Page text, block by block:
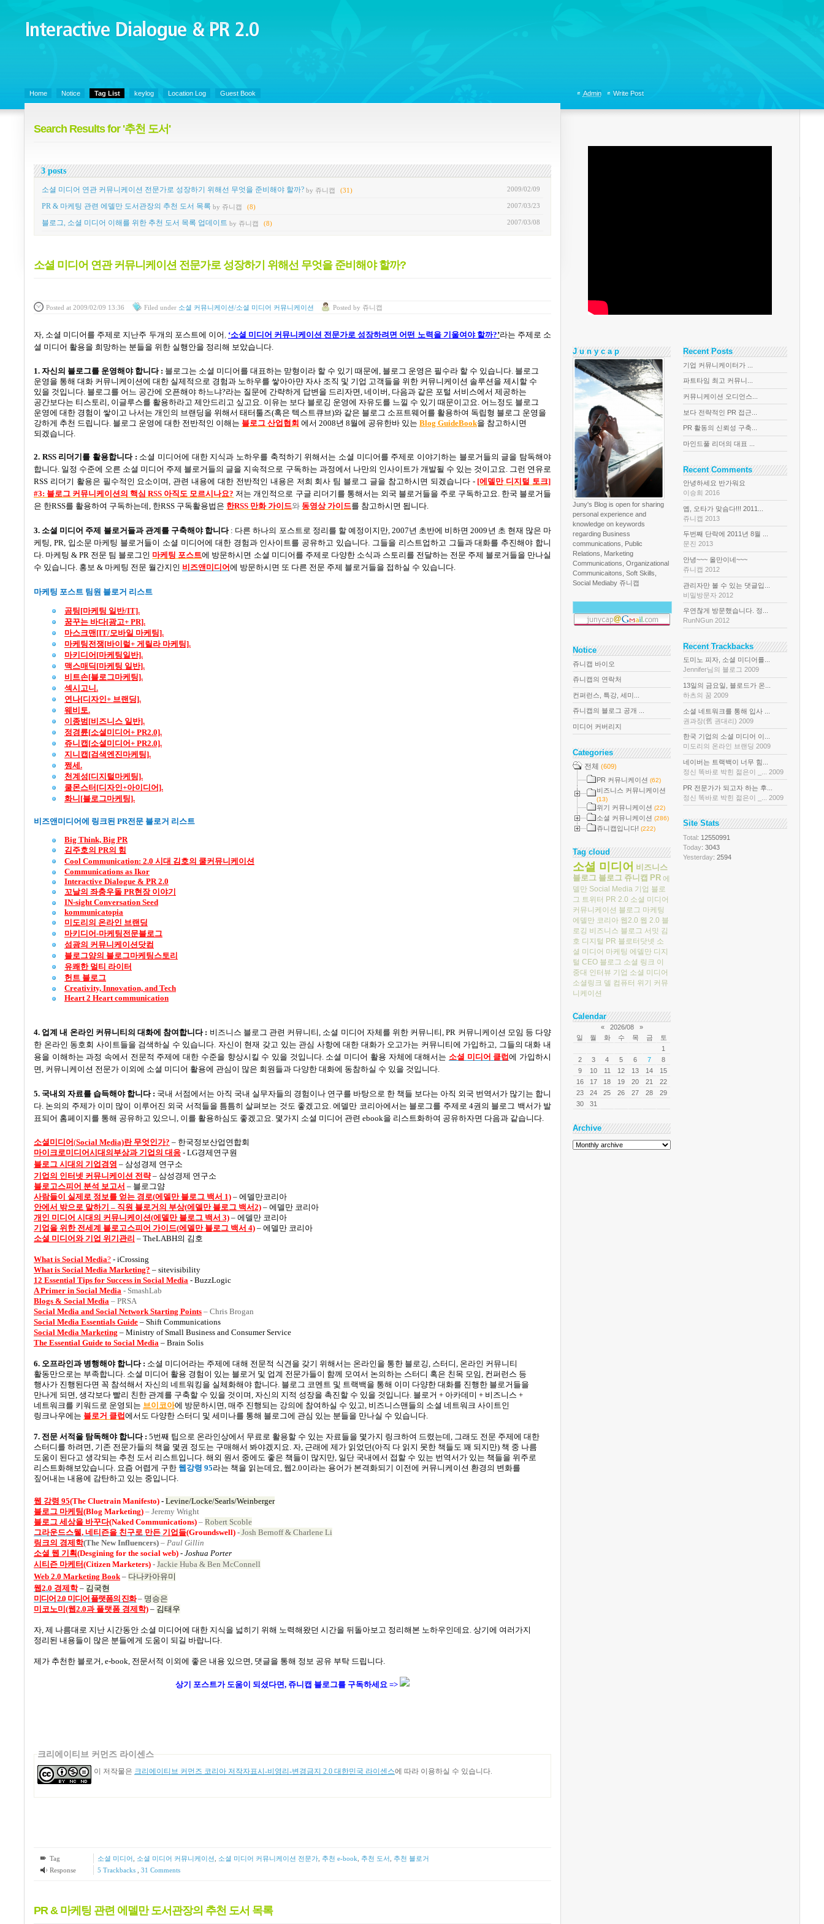
Interactive Dialogue &
PR 2.0
Home Notice Tag List keylog Location Log Guest Book
Search Results for '추천 도서'
3 posts
2009/02/09
소셜 미디어 연관 커뮤니케이션 전문가로 성장하기 위해선 무엇을 준비해야 할까? by 쥬니캡 (31)
2007/03/23
PR & 마케팅 관련 에델만 도서관장의 추천 도서 목록 by 쥬니캡 (8)
2007/03/08
블로그, 소셜 미디어 이해를 위한 추천 도서 목록 업데이트 by 쥬니캡 (8)
소셜 미디어 연관 커뮤니케이션 전문가로 성장하기 위해선 무엇을 준비해야 할까?
Posted at 2009/02/09 13:36 Filed under 소셜 커뮤니케이션/소셜 미디어 커뮤니케이션 Posted by 쥬니캡
자, 소셜 미디어를 주제로 지난주 두개의 포스트에 이어 , ‘소셜 미디어 커뮤니케이션 전문가로 성장하려면 어떤 노력을 기울여야 할까?’라는 주제로 소
셜 미디어 활용을 희망하는 분들을 위한 실행안을 정리해 보았습니다.
1. 자신의 블로그를 운영해야 합니다: 블로그는 소셜 미디어를 대표하는 맏형이라 할 수 있기 때문에, 블로그 운영은 필수라 할 수 있습니다. 블로그
운영을 통해 대화 커뮤니케이션에 대한 실제적으로 경험과 노하우를 쌓아아먄 자사 조직 및 기업 고객들을 위한 커뮤니케이션 솔루션을 제시할 수
있을 것입니다. 블로그를 어느 공간에 오픈해야 하느냐?라는 질문에 간략하게 답변을 드리자면, 네이버, 다음과 같은 포털 서비스에서 제공하는
공간보다는 티스토리, 이글루스를 활용하라고 제안드리고 싶고요. 이유는 보다 블로깅 운영에 자유도를 느낄 수 있기 때문이고요. 어느정도 블로그
운영에 대한 경험이 쌓이고 나서는 개인의 브랜딩을 위해서 태터툴즈(혹은 텍스트큐브)와 같은 블로그 소프트웨어를 활용하여 독립형 블로그 운영을
강하게 추천 드립니다. 블로그 운영에 대한 전반적인 이해는 블로그 산업 협 회 에서 2008년 8월에 공유한바 있는 Blog GuideBook을 참고하시면
되겠습니다.
2. RSS 리더기를 활용합니다: 소셜 미디어에 대한 지식과 노하우를 축적하기 위해서는 소셜 미디어를 주제로 이야기하는 블로거들의 글을 탐독해야
합니다. 일정 수준에 오른 소셜 미디어 주제 블로거들의 글을 지속적으로 구독하는 과정에서 나만의 인사이트가 개발될 수 있는 것이고요. 그런 연유로
RSS 리더기 활용은 필수적인 요소이며, 관련 내용에 대한 전반적인 내용은 저희 회사 팀 블로그 글을 참고하시면 되겠습니다- [에델만 디지털 토크]
#3: 블로그 커뮤니케이션의 핵심 RSS 아직도 모르시나요? 저는 개인적으로 구글 리더기를 통해서는 외국 블로거들을 주로 구독하고요. 한국 블로거들
은 한RSS를 활용하여 구독하는데, 한RSS 구독활용법은 한RSS 만화 가이드와 동영상 가이드를 참고하시면 됩니다.
3. 소셜 미디어 주제 블로거들과 관계를 구축해야 합니다: 다른 하나의 포스트로 정리를 할 예정이지만, 2007년 초반에 비하면 2009 년 초 현재 많은 마
케팅, PR, 입소문 마케팅 블로거들이 소셜 미디어에 대한 경험과 인사이트를 공유하고 있습니다. 그들을 리스트업하고 그들과 대화를 추진해야 합니
다. 마케팅 & PR 전문 팀 블로그인 마케팅 포스트에 방문하시면 소셜 미디어를 주제로 다양한 소식과 스토리를 전달하는 전문 주제 블로거들을 만나실
수 있습니다. 홍보 & 마케팅 전문 월간지인 비즈앤미디어 에 방문하시면 또 다른 전문 주제 블로거들을 접하실 수 있습니다.
마케팅 포스트 팀원 블로거 리스트
곰팅[마케팅 일반/IT].
꿈꾸는 바다[광고+ PR].
마스크맨[IT/모바일 마케팅].
마케팅전쟁[바이럴+ 게릴라 마케팅].
마키디어[마케팅일반].
맥스매딕[마케팅 일반].
비트손[블로그마케팅].
섹시고니.
연나[디자인+ 브랜딩].
웨비토.
이종범[비즈니스 일반].
정경륜[소셜미디어+ PR2.0].
쥬니캡[소셜미디어+ PR2.0].
지니캡[검색엔진마케팅].
쩡세.
천계성[디지털마케팅].
쿨몬스터[디자인+아이디어].
화니[블로그마케팅].
비즈앤미디어에 링크된 PR전문 블로거 리스트
Big Think, Big PR
김주호의 PR의 힘
Cool Communication: 2.0 시대 김호의 쿨커뮤니케이션
Communications as Ikor
Interactive Dialogue & PR 2.0
꼬날의 좌충우돌 PR현장 이야기
IN-sight Conversation Seed
kommunicatopia
미도리의 온라인 브랜딩
마키디어-마케팅전문블로그
섬광의 커뮤니케이션닷컴
블로그얌의 블로그마케팅스토리
유쾌한 멀티 라이터
헌트 블로그
Creativity, Innovation, and Tech
Heart 2 Heart communication
4. 업계 내 온라인 커뮤니티의 대화에 참여합니다: 비즈니스 블로그 관련 커뮤니티, 소셜 미디어 자체를 위한 커뮤니티, PR 커뮤니케이션 모임 등 다양
한 온라인 동호회 사이트들을 검색하실 수 있습니다. 자신이 현재 갖고 있는 관심 사항에 대한 대화가 오고가는 커뮤니티에 가입하고, 그들의 대화 내
용을 이해하는 과정 속에서 전문적 주제에 대한 수준을 향상시킬 수 있을 것입니다. 소셜 미디어 활용 자체에 대해서는 소셜 미디어 클럽에 가입하시
면, 커뮤니케이션 전문가 이외에 소셜 미디어 활용에 관심이 많은 회원들과 다양한 대화에 동참하실 수 있을 것입니다.
5. 국내외 자료를 습득해야 합니다: 국내 서점에서는 아직 국내 실무자들의 경험이나 연구를 바탕으로 한 책들 보다는 아직 외국 번역서가 많기는 합니
다. 논의의 주제가 이미 많이 이루어진 외국 서적들을 틈틈히 살펴보는 것도 좋겠고요.에델만 코리아에서는 블로그를 주제로 4권의 블로그 백서가 발
표되어 홈페이지를 통해 공유하고 있으니, 이를 활용하심도 좋겠고요. 몇가지 소셜 미디어 관련 ebook을 리스트화하여 공유하자면 다음과 같습니다.
소셜미디어 (Social Media)란 무엇인가? – 한국정보산업연합회
마이크로미디어 시대의부상과 기업의 대응 - LG경제연구원
블로그 시대의 기업경영 – 삼성경제 연구소
기업의 인터넷 커뮤니케이션 전략– 삼성경제 연구소
블로고스피어 분석 보고서 – 블로그얌
사람들이 실제 로 정보를 얻는 경로(에델만 블로그 백서 1) – 에델만코리아
안에서 밖으로 말하기 – 직원 블로거의 부상(에델만 블로그 백서2) – 에델만 코리아
개 인 미디어 시대의 커뮤니케이션(에델만 블로그 백서 3) – 에델만 코리아
기업을 위한 전세계 블로고스피어 가이드(에델만 블로그 백서 4) – 에델만 코리아
소셜 미디어와 기업 위기관리 – TheLABH의 김호
What is Social Media? - iCrossing
What is Social Media Marketing? – sitevisibility
12 Essential Tips for Success in Social Media - BuzzLogic
A Primer in Social Media - SmashLab
Blogs & Social Media – PRSA
Social Media and Social Network Starting Points – Chris Brogan
Social Media Essentials Guide – Shift Communications
Social Media Marketing – Ministry of Small Business and Consumer Service
The Essential Guide to Social Media – Brain Solis
6. 오프라인과 병행해야 합니다: 소셜 미디어라는 주제에 대해 전문적 식견을 갖기 위해서는 온라인을 통한 블로깅, 스터디, 온라인 커뮤니티
활동만으로는 부족합니다. 소셜 미디어 활용 경험이 있는 블로거 및 업계 전문가들이 함께 모여서 논의하는 스터디 혹은 친목 모임, 컨퍼런스 등
행사가 진행된다면 꼭 참석해서 자신의 네트워킹을 실체화해야 합니다. 블로그 코멘트 및 트랙백을 통해 이미 다양한 대화를 진행한 블로거들을
만나게 되면, 생각보다 빨리 친한 관계를 구축할 수 있을 것이며, 자신의 지적 성장을 촉진할 수 있을 것입니다. 블로거 + 아카데미 + 비즈니스 +
네트워크를 키워드로 운영되는 브이코아에 방문하시면, 매주 진행되는 강의에 참여하실 수 있고, 비즈니스맨들의 소셜 네트워크 사이트인
링크나우에는 블로거 클럽 에서도 다양한 스터디 및 세미나를 통해 블로그에 관심 있는 분들을 만나실 수 있습니다.
7. 전문 서적을 탐독해야 합니다: 5번째 팁으로 온라인상에서 무료로 활용할 수 있는 자료들을 몇가지 링크하여 드렸는데, 그래도 전문 주제에 대한
스터디를 하려면, 기존 전문가들의 책을 몇권 정도는 구매해서 봐야겠지요. 자, 근래에 제가 읽었던(아직 다 읽지 못한 책들도 꽤 되지만) 책 중 나름
도움이 된다고 생각되는 추천 도서 리스트입니다. 해외 원서 중에도 좋은 책들이 많지만, 일단 국내에서 접할 수 있는 번역서가 있는 책들을 위주로
리스트화해보았습니다. 요즘 어렵게 구한 웹강령 95라는 책을 읽는데요, 웹2.0이라는 용어가 본격화되기 이전에 커뮤니케이션 환경의 변화를
짚어내는 내용에 감탄하고 있는 중입니다.
웹 강령 95(The Cluetrain Manifesto) - Levine/Locke/Searls/Weinberger
블로그 마케팅(Blog Marketing) – Jeremy Wright
블로그 세상을 바꾸다(Naked Communications) – Robert Scoble
그라운드스웰, 네티즌을 친구로 만든 기업들(Groundswell) - Josh Bernoff & Charlene Li
링크의 경제학(The New Influencers) – Paul Gillin
소셜 웹 기획 (Desgining for the social web) - Joshua Porter
시티즌 마케터 (Citizen Marketers) - Jackie Huba & Ben McConnell
Web 2.0 Marketing Book– 다나카아유미
웹2.0 경제학– 김국현
미디어 2.0 미디어 플랫폼의 진화 – 명승은
미코노미(웹2.0과 플랫폼 경제학) – 김태우
자, 제 나름대로 지난 시간동안 소셜 미디어에 대한 지식을 넓히기 위해 노력해왔던 시간을 뒤돌아보고 정리해본 노하우인데요. 상기에 여러가지
정리된 내용들이 많은 분들에게 도움이 되길 바랍니다.
제가 추천한 블로거, e-book, 전문서적 이외에 좋은 내용 있으면, 댓글을 통해 정보 공유 부탁 드립니다.
상기 포스트가도움이 되셨다면, 쥬니캡 블로그를 구독하세요 =>
크리에이티브 커먼즈 라이센스
이 저작물은 크리에이티브 커먼즈 코리아 저작자표시-비영리-변경금지 2.0 대한민국 라이센스에 따라 이용하실 수 있습니다.
Tag 소셜 미디어 소셜 미디어 커뮤니케이션 소셜 미디어 커뮤니케이션 전문가, 추천 e-book 추천 도서
추천 블로거
Response
5 Trackbacks 31 Comments
PR & 마케팅 관련 에델만 도서관장의 추천 도서 목록
Admin Write Post
J u n y c a p
Juny's Blog is open for sharing
personal experience and
knowledge on keywords
regarding Business
communications, Public
Relations, Marketing
Communications, Organizational
Communicaitons, Soft Skills,
Social Mediaby 쥬니캡
Notice
쥬니캡 바이오
쥬니캡의 연락처
컨퍼런스, 특강, 세미...
쥬니캡의 블로그 공개 ...
미디어 커버리지
Categories
전체 (609)
PR 커뮤니케이션 (62)
비즈니스 커뮤니케이션
(13)
위기 커뮤니케이션 (22)
소셜 커뮤니케이션 (286)
쥬니캡입니다! (222)
Tag cloud
소셜 미디어 비즈니스
블로그 블로그 쥬니캡 PR 에
델만 Social Media 기업 블로
그 트위터 PR 2.0 소셜 미디어
커뮤니케이션 블로그 마케팅
에델만 코리아 웹2.0 웹 2.0 블
로깅 비즈니스 블로그 서밋 김
호 디지털 PR 블로터닷넷 소
셜 미디어 마케팅 에델만 디지
털 CEO 블로그 소셜 링크 이
중대 인터뷰 기업 소셜 미디어
소셜링크 델 컴퓨터 위기 커뮤
니케이션
Calendar
« 2026/08
»
일
월 화 수 목 금
토
1
2
3 4 5 6 7
8
9
10 11 12 13 14
15
16
17 18 19 20 21
22
23
24 25 26 27 28
29
30
31
Archive
Recent Posts
기업 커뮤니케이터가 ...
파트타임 최고 커뮤니...
커뮤니케이션 오디언스...
보다 전략적인 PR 접근...
PR 활동의 신뢰성 구축...
마인드풀 리더의 대표 ...
Recent Comments
안녕하세요 반가워요
이승희 2016
옙, 오타가 맞슴다!!! 2011...
쥬니캡 2013
두번째 단락에 2011년 8월 ...
문진 2013
안녕~~~ 올만이네~~~
쥬니캡 2012
관리자만 볼 수 있는 댓글입...
비밀방문자 2012
우연찮게 방문했습니다. 정...
RunNGun 2012
Recent Trackbacks
도미노 피자, 소셜 미디어를...
Jennifer님의 블로그 2009
13일의 금요일, 블로드가 온...
하츠의 꿈 2009
소셜 네트워크를 통해 입사 ...
권과장(舊 권대리) 2009
한국 기업의 소셜 미디어 이...
미도리의 온라인 브랜딩 2009
네이버는 트랙백이 너무 힘...
정신 똑바로 박힌 젊은이 _... 2009
PR 전문가가 되고자 하는 후...
정신 똑바로 박힌 젊은이 _... 2009
Site Stats
Total: 12550991
Today: 3043
Yesterday: 2594